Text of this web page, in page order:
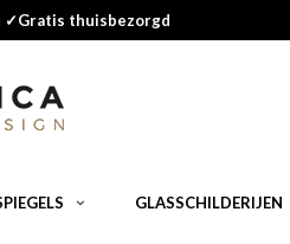
✓Gratis thuisbezorgd
GLASSCHILDERIJEN